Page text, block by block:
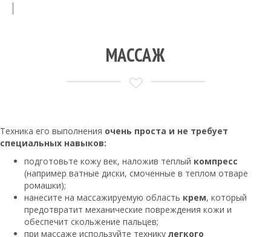
МАССАЖ
Техника его выполнения очень проста и не требует
специальных навыков:
подготовьте кожу век, наложив теплый компресс
(например ватные диски, смоченные в теплом отваре
ромашки);
нанесите на массажируемую область крем, который
предотвратит механические повреждения кожи и
обеспечит скольжение пальцев;
при массаже используйте технику легкого